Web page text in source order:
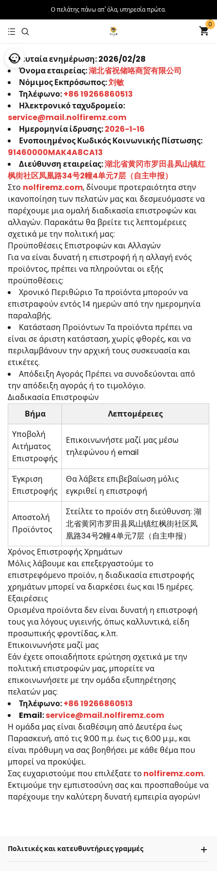
Ο πελάτης πάνω απ' όλα, υπηρεσία πρώτα.
0
Τελευταία ενημέρωση: 2026/02/28
Όνομα εταιρείας:湖北省祝储咯商贸有限公司
Νόμιμος Εκπρόσωπος:刘敏
Τηλέφωνο:+86 19266860513
Ηλεκτρονικό ταχυδρομείο:
service@mail.nolfiremz.com
Ημερομηνία ίδρυσης:2026-1-16
Ενοποιημένος Κωδικός Κοινωνικής Πίστωσης:
91460000MAK4A8CA13
Διεύθυνση εταιρείας:湖北省黄冈市罗田县凤山镇红
枫街社区凤凰路34号2幢4单元7层（自主申报）
Στο nolfiremz.com, δίνουμε προτεραιότητα στην
ικανοποίηση των πελατών μας και δεσμευόμαστε να
παρέχουμε μια ομαλή διαδικασία επιστροφών και
αλλαγών. Παρακάτω θα βρείτε τις λεπτομέρειες
σχετικά με την πολιτική μας:
Προϋποθέσεις Επιστροφών και Αλλαγών
Για να είναι δυνατή η επιστροφή ή η αλλαγή ενός
προϊόντος, πρέπει να πληρούνται οι εξής
προϋποθέσεις:
Χρονικό Περιθώριο Τα προϊόντα μπορούν να
επιστραφούν εντός 14 ημερών από την ημερομηνία
παραλαβής.
Κατάσταση Προϊόντων Τα προϊόντα πρέπει να
είναι σε άριστη κατάσταση, χωρίς φθορές, και να
περιλαμβάνουν την αρχική τους συσκευασία και
ετικέτες.
Απόδειξη Αγοράς Πρέπει να συνοδεύονται από
την απόδειξη αγοράς ή το τιμολόγιο.
Διαδικασία Επιστροφών
Βήμα
Λεπτομέρειες
Υποβολή
Αιτήματος
Επιστροφής
Επικοινωνήστε μαζί μας μέσω
τηλεφώνου ή email
Έγκριση
Επιστροφής
Θα λάβετε επιβεβαίωση μόλις
εγκριθεί η επιστροφή
Αποστολή
Προϊόντος
Στείλτε το προϊόν στη διεύθυνση: 湖
北省黄冈市罗田县凤山镇红枫街社区凤
凰路34号2幢4单元7层（自主申报）
Χρόνος Επιστροφής Χρημάτων
Μόλις λάβουμε και επεξεργαστούμε το
επιστρεφόμενο προϊόν, η διαδικασία επιστροφής
χρημάτων μπορεί να διαρκέσει έως και 15 ημέρες.
Εξαιρέσεις
Ορισμένα προϊόντα δεν είναι δυνατή η επιστροφή
τους για λόγους υγιεινής, όπως καλλυντικά, είδη
προσωπικής φροντίδας, κ.λπ.
Επικοινωνήστε μαζί μας
Εάν έχετε οποιαδήποτε ερώτηση σχετικά με την
πολιτική επιστροφών μας, μπορείτε να
επικοινωνήσετε με την ομάδα εξυπηρέτησης
πελατών μας:
Τηλέφωνο:+86 19266860513
Email:service@mail.nolfiremz.com
Η ομάδα μας είναι διαθέσιμη από Δευτέρα έως
Παρασκευή, από τις 9:00 π.μ. έως τις 6:00 μ.μ., και
είναι πρόθυμη να σας βοηθήσει με κάθε θέμα που
μπορεί να προκύψει.
Σας ευχαριστούμε που επιλέξατε το nolfiremz.com.
Εκτιμούμε την εμπιστοσύνη σας και προσπαθούμε να
παρέχουμε την καλύτερη δυνατή εμπειρία αγορών!
Πολιτικές και κατευθυντήριες γραμμές